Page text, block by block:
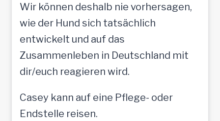
Wir können deshalb nie vorhersagen,
wie der Hund sich tatsächlich
entwickelt und auf das
Zusammenleben in Deutschland mit
dir/euch reagieren wird.
Casey kann auf eine Pflege- oder
Endstelle reisen.